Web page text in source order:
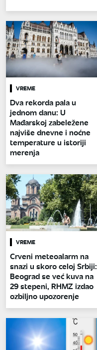
VREME
Dva rekorda pala u
jednom danu: U
Mađarskoj zabeležene
najviše dnevne i noćne
temperature u istoriji
merenja
VREME
Crveni meteoalarm na
snazi u skoro celoj Srbiji:
Beograd se već kuva na
29 stepeni, RHMZ izdao
ozbiljno upozorenje